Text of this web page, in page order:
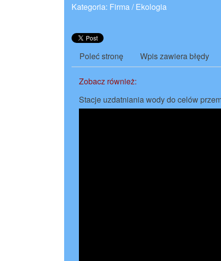
Kategoria: Firma / Ekologia
Poleć stronę Wpis zawiera błędy
Zobacz również:
Stacje uzdatniania wody do celów